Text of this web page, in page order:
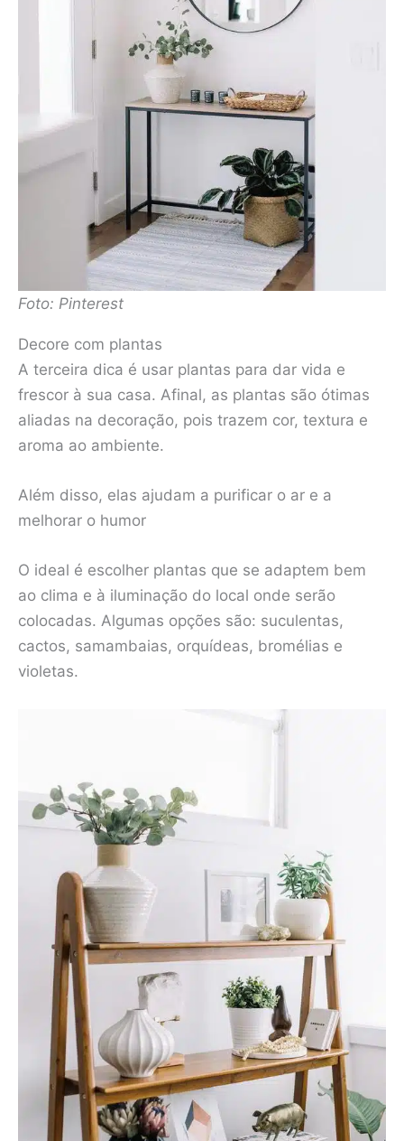
Foto: Pinterest
Decore com plantas
A terceira dica é usar plantas para dar vida e
frescor à sua casa. Afinal, as plantas são ótimas
aliadas na decoração, pois trazem cor, textura e
aroma ao ambiente.
Além disso, elas ajudam a purificar o ar e a
melhorar o humor
O ideal é escolher plantas que se adaptem bem
ao clima e à iluminação do local onde serão
colocadas. Algumas opções são: suculentas,
cactos, samambaias, orquídeas, bromélias e
violetas.